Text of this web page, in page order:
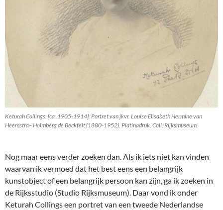
Keturah Collings. [ca. 1905-1914]. Portret van jkvr. Louise Elisabeth Hermine van
Heemstra– Holmberg de Beckfelt (1880-1952). Platinadruk. Coll. Rijksmuseum.
Nog maar eens verder zoeken dan. Als ik iets niet kan vinden
waarvan ik vermoed dat het best eens een belangrijk
kunstobject of een belangrijk persoon kan zijn, ga ik zoeken in
de Rijksstudio (Studio Rijksmuseum). Daar vond ik onder
Keturah Collings een portret van een tweede Nederlandse